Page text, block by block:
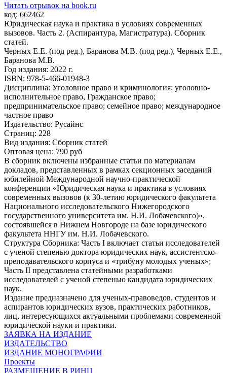
Читать отрывок на book.ru
код: 662462
Юридическая наука и практика в условиях современных
вызовов. Часть 2. (Аспирантура, Магистратура). Сборник
статей.
Черных Е.Е. (под ред.), Баранова М.В. (под ред.), Черных Е.Е.,
Баранова М.В.
Год издания: 2022 г.
ISBN: 978-5-466-01948-3
Дисциплина: Уголовное право и криминология; уголовно-
исполнительное право, Гражданское право;
предпринимательское право; семейное право; международное
частное право
Издательство: Русайнс
Страниц: 228
Вид издания: Сборник статей
Оптовая цена: 790 руб
В сборник включены избранные статьи по материалам
докладов, представленных в рамках секционных заседаний
юбилейной Международной научно-практической
конференции «Юридическая наука и практика в условиях
современных вызовов (к 30-летию юридического факультета
Национального исследовательского Нижегородского
государственного университета им. Н.И. Лобачевского)»,
состоявшейся в Нижнем Новгороде на базе юридического
факультета ННГУ им. Н.И. Лобачевского.
Структура Сборника: Часть I включает статьи исследователей
с ученой степенью доктора юридических наук, ассистентско-
преподавательского корпуса и «трибуну молодых ученых»;
Часть II представлена статейными разработками
исследователей с ученой степенью кандидата юридических
наук.
Издание предназначено для ученых-правоведов, студентов и
аспирантов юридических вузов, практических работников,
лиц, интересующихся актуальными проблемами современной
юридической науки и практики.
ЗАЯВКА НА ИЗДАНИЕ
ИЗДАТЕЛЬСТВО
ИЗДАНИЕ МОНОГРАФИИ
Проекты
РАЗМЕЩЕНИЕ В РИНЦ